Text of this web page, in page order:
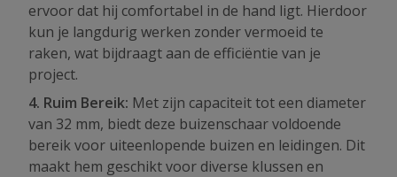
ervoor dat hij comfortabel in de hand ligt. Hierdoor
kun je langdurig werken zonder vermoeid te
raken, wat bijdraagt aan de efficiëntie van je
project.
4. Ruim Bereik: Met zijn capaciteit tot een diameter
van 32 mm, biedt deze buizenschaar voldoende
bereik voor uiteenlopende buizen en leidingen. Dit
maakt hem geschikt voor diverse klussen en